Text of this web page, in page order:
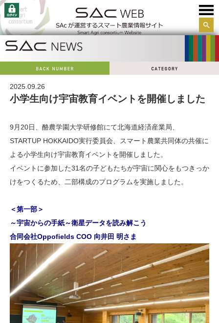
サイ
2025.09.26
小学生向け宇宙教育イベントを開催しました
9月20日、酪農学園大学研修館にて北海道経済産業局、
STARTUP HOKKAIDO実行委員会、スマート農業共同体の共催に
よる小学生向け宇宙教育イベントを開催しました。
イベントに参加した31名の子どもたちが宇宙に関心をもつきっか
けをつくるため、二部構成のプログラムを実施しました。
＜第一部＞
～宇宙からの手紙～衛星データを読み解こう
合同会社Oppofields COO 向井田 明さま